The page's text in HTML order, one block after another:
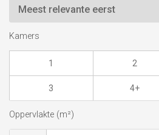
Kamers
1 2
3 4+
Oppervlakte (m²)